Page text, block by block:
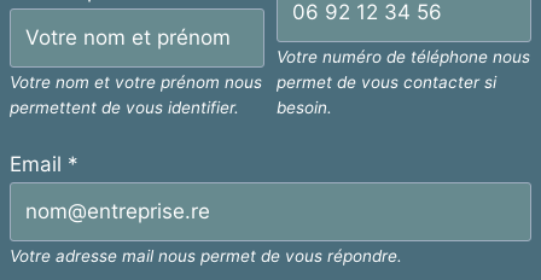
Votre nom et votre prénom nous
permettent de vous identifier.
Votre numéro de téléphone nous
permet de vous contacter si
besoin.
Email *
Votre adresse mail nous permet de vous répondre.